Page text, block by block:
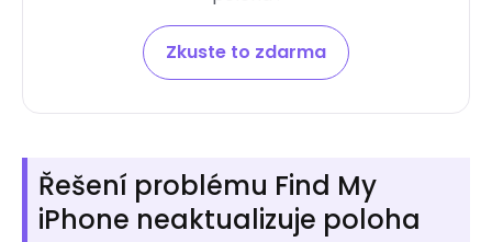
Zkuste to zdarma
Řešení problému Find My
iPhone neaktualizuje poloha